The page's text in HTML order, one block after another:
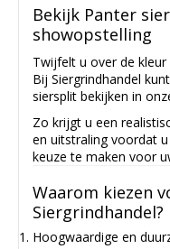
Bekijk Panter
showopstelling
Twijfelt u over de
Bij Siergrindhandel
siersplit bekijken in
Zo krijgt u een
en uitstraling voordat
keuze te maken voor
Waarom kiezen
Siergrindhandel?
Hoogwaardige en